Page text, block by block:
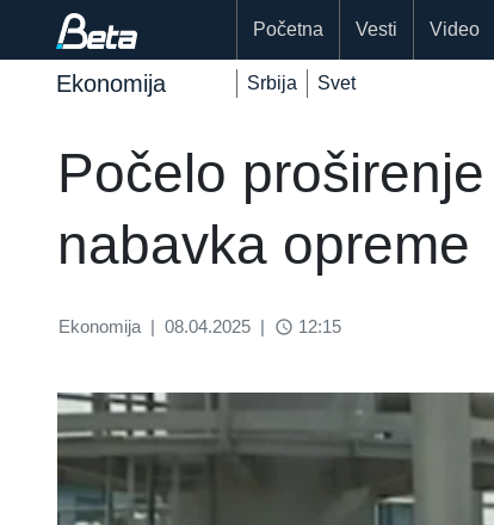
Početna Vesti Video
Ekonomija Srbija Svet
Počelo
nabavka opreme
Ekonomija | 08.04.2025 | access_time 12:15